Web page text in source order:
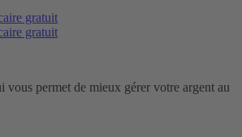
gratuit
gratuit
vous permet de mieux gérer votre argent au